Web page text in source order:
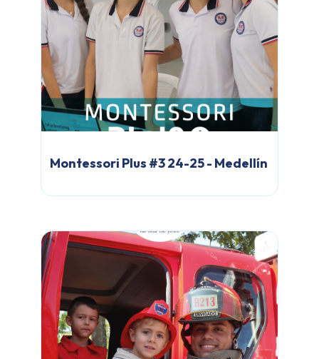
Montessori Plus #3 24-25 - Medellín